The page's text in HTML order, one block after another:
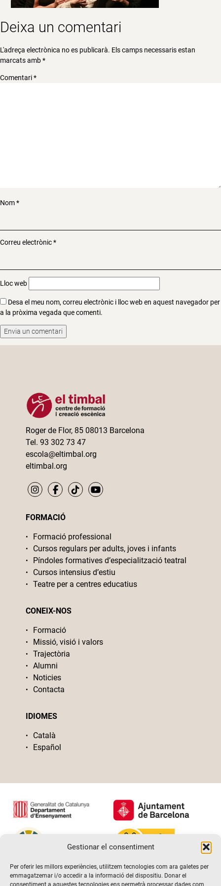
Gestionar el consentiment
Per oferir les millors experiències, utilitzem tecnologies com ara galetes per
emmagatzemar i/o accedir a la informació del dispositiu. Donar el
consentiment a aquestes tecnologies ens permetrà processar dades com
Deixa un comentari
L'adreça electrònica no es publicarà. Els camps necessaris estan
marcats amb*
Comentari*
Nom*
Correu electrònic*
Lloc web
Desa el meu nom, correu electrònic i lloc web en aquest navegador per
a la pròxima vegada que comenti.
Roger de Flor, 85 08013 Barcelona
Tel. 93 302 73 47
escola@eltimbal.org
eltimbal.org
FORMACIÓ
Formació professional
Cursos regulars per adults, joves i infants
Píndoles formatives d’especialització teatral
Cursos intensius d’estiu
Teatre per a centres educatius
CONEIX-NOS
Formació
Missió, visió i valors
Trajectòria
Alumni
Noticies
Contacta
IDIOMES
Català
Español